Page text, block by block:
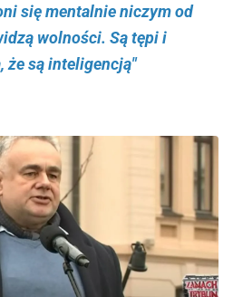
się mentalnie niczym od
wolności. Są tępi i
że są inteligencją"